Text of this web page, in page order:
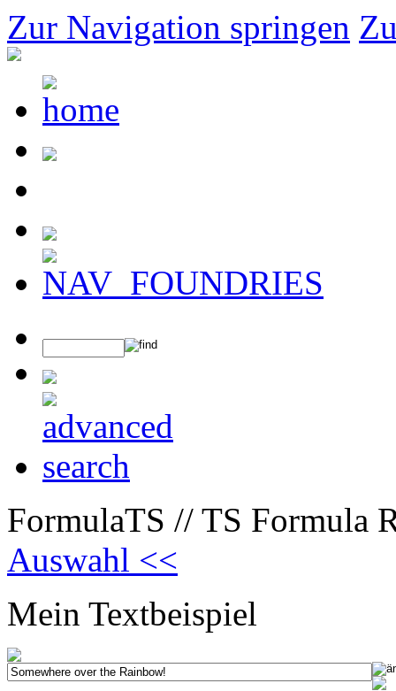
Zur Navigation springen
FormulaTS // TS Formula
Auswahl <<
Mein Textbeispiel